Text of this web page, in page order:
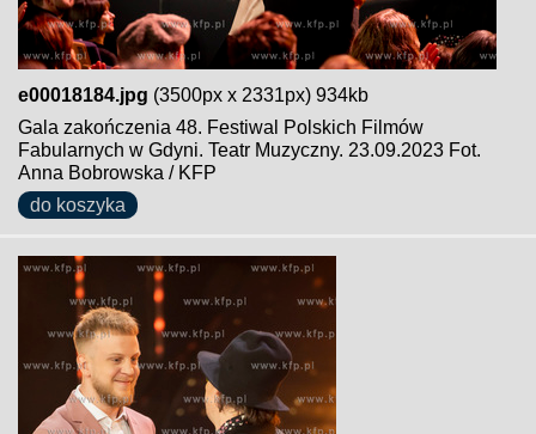
e00018184.jpg (3500px x 2331px) 934kb
Gala zakończenia 48. Festiwal Polskich Filmów
Fabularnych w Gdyni. Teatr Muzyczny. 23.09.2023 Fot.
Anna Bobrowska / KFP
do koszyka